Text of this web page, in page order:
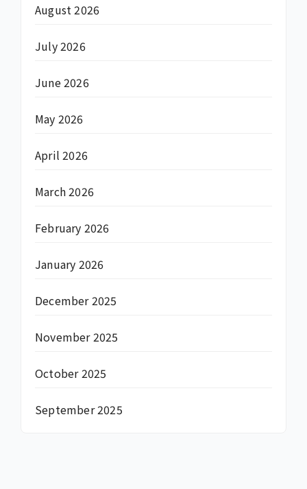
August 2026
July 2026
June 2026
May 2026
April 2026
March 2026
February 2026
January 2026
December 2025
November 2025
October 2025
September 2025